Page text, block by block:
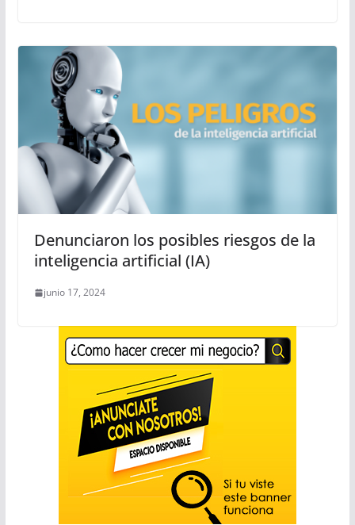
Denunciaron los posibles riesgos de la
inteligencia artificial (IA)
junio 17, 2024